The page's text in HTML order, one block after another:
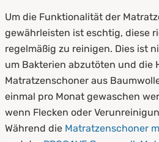
Um die Funktionalität der
gewährleisten ist eschtig, diese
regelmäßig zu reinigen. Dies ist
um Bakterien abzutöten und die
Matratzenschoner aus
einmal pro Monat gewaschen
wenn Flecken oder
Während die Matratzenschoner